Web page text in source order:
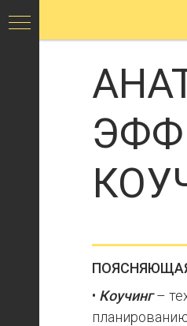
Стрелкин,
НЛП-
Тренер,
психолог.
Анатомия
курса
стиле
Коучинг»
• Коучинг–